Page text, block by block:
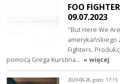
FOO
09.07.2023
"But Here We
amerykańskiego
Fighters.
pomocą Grega Kurstina… » więcej
2023-06-26, godz. 17:15